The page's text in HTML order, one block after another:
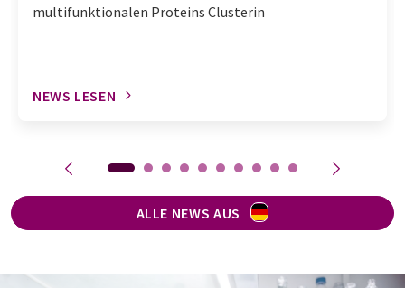
multifunktionalen Proteins Clusterin
NEWS LESEN
ALLE NEWS AUS